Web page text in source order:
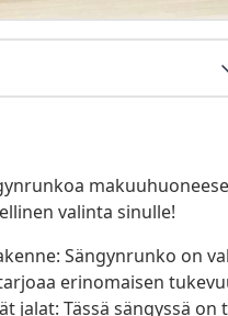
valinta sinulle!
Sängynrunko on
erinomaisen
jalat: Tässä sängyssä